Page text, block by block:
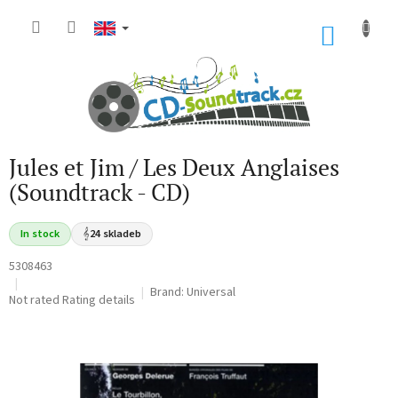
Jules et Jim / Les Deux Anglaises
(Soundtrack - CD)
In stock 𝄞24 skladeb
5308463
The
Not rated Rating details Brand: Universal